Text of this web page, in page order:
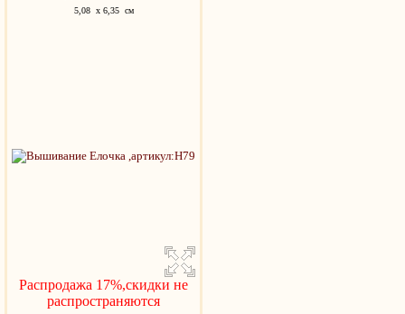
5,08 x 6,35 см
Распродажа 17%,скидки не
распространяются